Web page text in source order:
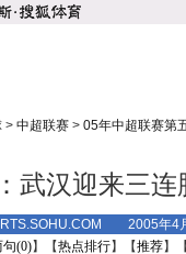
> 中超联赛 > 05年中超联赛第
武汉迎来三
2005年4
句(0)】【热点排行】【推荐】